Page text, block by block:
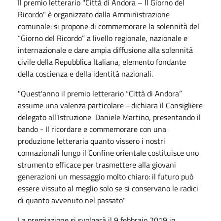
Ricordo" è organizzato dalla Amministrazione
comunale: si propone di commemorare la solennità del
“Giorno del Ricordo” a livello regionale, nazionale e
internazionale e dare ampia diffusione alla solennità
civile della Repubblica Italiana, elemento fondante
della coscienza e della identità nazionali.
"Quest'anno il premio letterario “Città di Andora”
assume una valenza particolare - dichiara il Consigliere
delegato all'Istruzione Daniele Martino, presentando il
bando - Il ricordare e commemorare con una
produzione letteraria quanto vissero i nostri
connazionali lungo il Confine orientale costituisce uno
strumento efficace per trasmettere alla giovani
generazioni un messaggio molto chiaro: il futuro può
essere vissuto al meglio solo se si conservano le radici
di quanto avvenuto nel passato"